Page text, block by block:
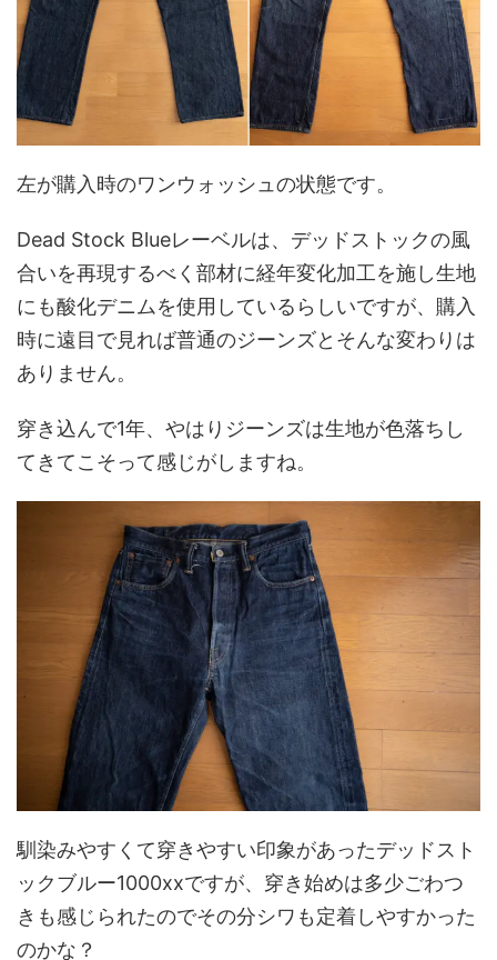
左が購入時のワンウォッシュの状態です。
Dead Stock Blueレーベルは、デッドストックの風
合いを再現するべく部材に経年変化加工を施し生地
にも酸化デニムを使用しているらしいですが、購入
時に遠目で見れば普通のジーンズとそんな変わりは
ありません。
穿き込んで1年、やはりジーンズは生地が色落ちし
てきてこそって感じがしますね。
馴染みやすくて穿きやすい印象があったデッドスト
ックブルー1000xxですが、穿き始めは多少ごわつ
きも感じられたのでその分シワも定着しやすかった
のかな？